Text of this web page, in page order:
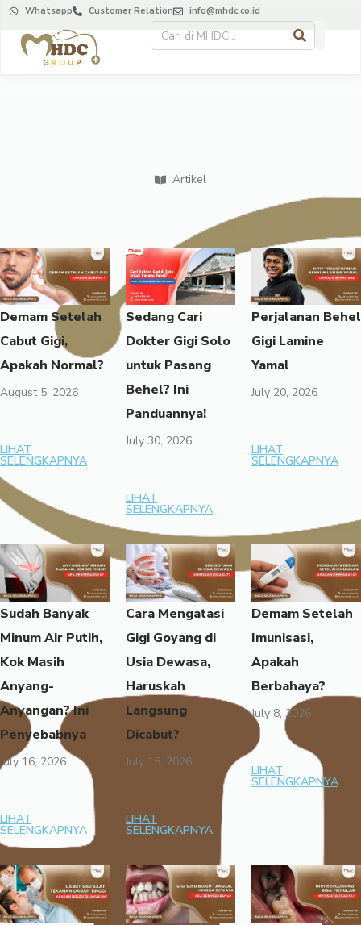
Whatsapp Customer Relation info@mhdc.co.id
Artikel
Demam Setelah
Cabut Gigi,
Apakah Normal?
August 5, 2026
LIHAT
SELENGKAPNYA
Sedang Cari
Dokter Gigi Solo
untuk Pasang
Behel? Ini
Panduannya!
July 30, 2026
LIHAT
SELENGKAPNYA
Perjalanan Behel
Gigi Lamine
Yamal
July 20, 2026
LIHAT
SELENGKAPNYA
Sudah Banyak
Minum Air Putih,
Kok Masih
Anyang-
Anyangan? Ini
Penyebabnya
July 16, 2026
LIHAT
SELENGKAPNYA
Cara Mengatasi
Gigi Goyang di
Usia Dewasa,
Haruskah
Langsung
Dicabut?
July 15, 2026
LIHAT
SELENGKAPNYA
Demam Setelah
Imunisasi,
Apakah
Berbahaya?
July 8, 2026
LIHAT
SELENGKAPNYA